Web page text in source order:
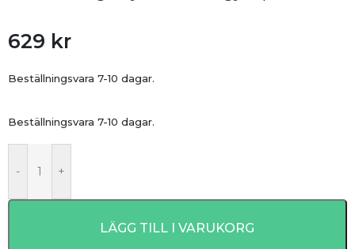
629 kr
Beställningsvara 7-10 dagar.
Beställningsvara 7-10 dagar.
- +
LÄGG TILL I VARUKORG